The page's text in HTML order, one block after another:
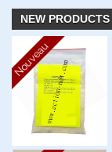
NEW PRODUCTS
Nouveau